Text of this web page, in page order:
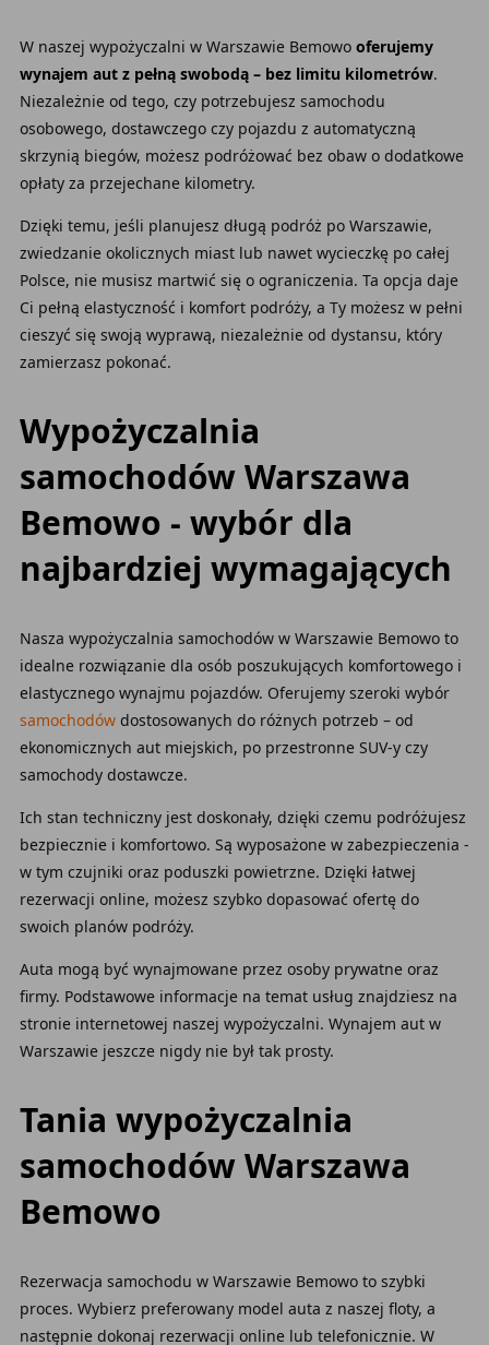
W naszej wypożyczalni w Warszawie Bemowo oferujemy
wynajem aut z pełną swobodą – bez limitu kilometrów.
Niezależnie od tego, czy potrzebujesz samochodu
osobowego, dostawczego czy pojazdu z automatyczną
skrzynią biegów, możesz podróżować bez obaw o dodatkowe
opłaty za przejechane kilometry.
Dzięki temu, jeśli planujesz długą podróż po Warszawie,
zwiedzanie okolicznych miast lub nawet wycieczkę po całej
Polsce, nie musisz martwić się o ograniczenia. Ta opcja daje
Ci pełną elastyczność i komfort podróży, a Ty możesz w pełni
cieszyć się swoją wyprawą, niezależnie od dystansu, który
zamierzasz pokonać.
Wypożyczalnia
samochodów Warszawa
Bemowo - wybór dla
najbardziej wymagających
Nasza wypożyczalnia samochodów w Warszawie Bemowo to
idealne rozwiązanie dla osób poszukujących komfortowego i
elastycznego wynajmu pojazdów. Oferujemy szeroki wybór
samochodówdostosowanych do różnych potrzeb – od
ekonomicznych aut miejskich, po przestronne SUV-y czy
samochody dostawcze.
Ich stan techniczny jest doskonały, dzięki czemu podróżujesz
bezpiecznie i komfortowo. Są wyposażone w zabezpieczenia -
w tym czujniki oraz poduszki powietrzne. Dzięki łatwej
rezerwacji online, możesz szybko dopasować ofertę do
swoich planów podróży.
Auta mogą być wynajmowane przez osoby prywatne oraz
firmy. Podstawowe informacje na temat usług znajdziesz na
stronie internetowej naszej wypożyczalni. Wynajem aut w
Warszawie jeszcze nigdy nie był tak prosty.
Tania wypożyczalnia
samochodów Warszawa
Bemowo
Rezerwacja samochodu w Warszawie Bemowo to szybki
proces. Wybierz preferowany model auta z naszej floty, a
następnie dokonaj rezerwacji online lub telefonicznie. W